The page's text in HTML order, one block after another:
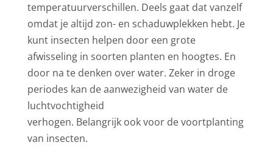
temperatuurverschillen. Deels gaat dat vanzelf
omdat je altijd zon- en schaduwplekken hebt. Je
kunt insecten helpen door een grote
afwisseling in soorten planten en hoogtes. En
door na te denken over water. Zeker in droge
periodes kan de aanwezigheid van water de
luchtvochtigheid
verhogen. Belangrijk ook voor de voortplanting
van insecten.